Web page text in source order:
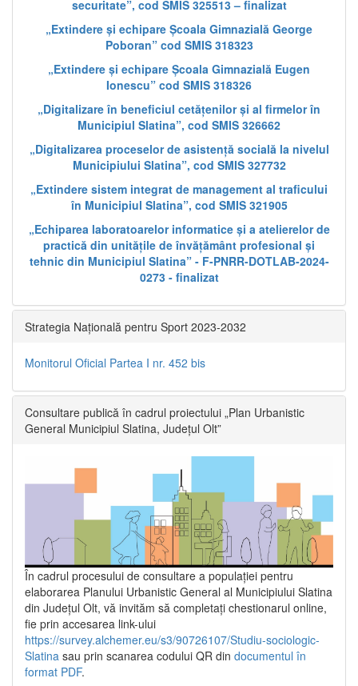
securitate”, cod SMIS 325513 – finalizat
„Extindere și echipare Școala Gimnazială George
Poboran” cod SMIS 318323
„Extindere și echipare Școala Gimnazială Eugen
Ionescu” cod SMIS 318326
„Digitalizare în beneficiul cetățenilor și al firmelor în
Municipiul Slatina”, cod SMIS 326662
„Digitalizarea proceselor de asistență socială la nivelul
Municipiului Slatina”, cod SMIS 327732
„Extindere sistem integrat de management al traficului
în Municipiul Slatina”, cod SMIS 321905
„Echiparea laboratoarelor informatice și a atelierelor de
practică din unitățile de învățământ profesional și
tehnic din Municipiul Slatina” - F-PNRR-DOTLAB-2024-
0273 - finalizat
Strategia Națională pentru Sport 2023-2032
Monitorul Oficial Partea I nr. 452 bis
Consultare publică în cadrul proiectului „Plan Urbanistic
General Municipiul Slatina, Județul Olt”
În cadrul procesului de consultare a populaţiei pentru
elaborarea Planului Urbanistic General al Municipiului Slatina
din Județul Olt, vă invităm să completați chestionarul online,
fie prin accesarea link-ului
https://survey.alchemer.eu/s3/90726107/Studiu-sociologic-
Slatina sau prin scanarea codului QR din documentul în
format PDF.